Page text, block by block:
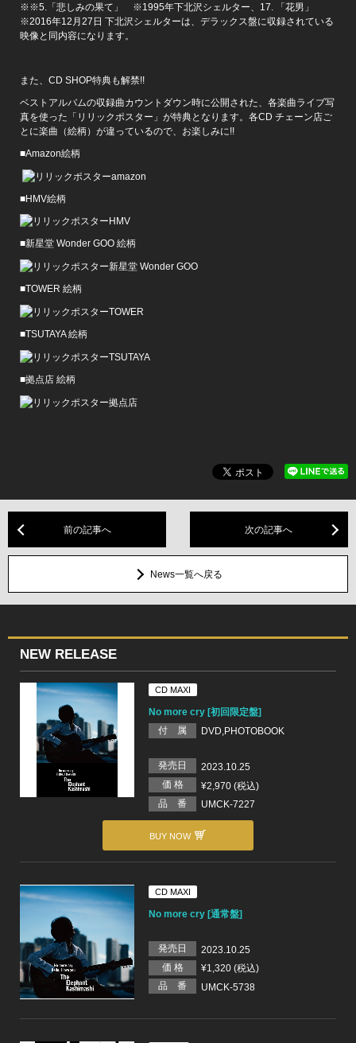
※※5.「悲しみの果て」 ※1995年下北沢シェルター、17. 「花男」
※2016年12月27日 下北沢シェルターは、デラックス盤に収録されている
映像と同内容になります。
また、CD SHOP特典も解禁!!
ベストアルバムの収録曲カウントダウン時に公開された、各楽曲ライブ写
真を使った「リリックポスター」が特典となります。各CD チェーン店ご
とに楽曲（絵柄）が違っているので、お楽しみに!!
■Amazon絵柄
■HMV絵柄
■新星堂 Wonder GOO 絵柄
■TOWER 絵柄
■TSUTAYA 絵柄
■拠点店 絵柄
前の記事へ 次の記事へ
News一覧へ戻る
NEW RELEASE
CD MAXI
No more cry [初回限定盤]
付 属
DVD,PHOTOBOOK
発売日
2023.10.25
価 格
¥2,970 (税込)
品 番
UMCK-7227
BUY NOW
CD MAXI
No more cry [通常盤]
発売日
2023.10.25
価 格
¥1,320 (税込)
品 番
UMCK-5738